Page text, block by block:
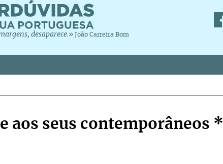
desaparece.» João Carreira Bom
aos seus contemporâneos *